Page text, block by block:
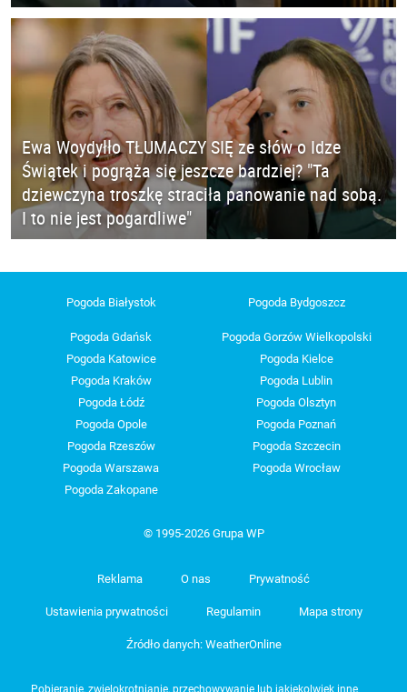
Ewa Woydyłło TŁUMACZY SIĘ ze słów o Idze
Świątek i pogrąża się jeszcze bardziej? "Ta
dziewczyna troszkę straciła panowanie nad sobą.
I to nie jest pogardliwe"
Pogoda Białystok Pogoda Bydgoszcz
Pogoda Gdańsk
Pogoda Gorzów Wielkopolski
Pogoda Katowice
Pogoda Kielce
Pogoda Kraków
Pogoda Lublin
Pogoda Łódź
Pogoda Olsztyn
Pogoda Opole
Pogoda Poznań
Pogoda Rzeszów
Pogoda Szczecin
Pogoda Warszawa
Pogoda Wrocław
Pogoda Zakopane
© 1995-2026 Grupa WP
Reklama O nas Prywatność
Ustawienia prywatności Regulamin Mapa strony
Źródło danych: WeatherOnline
Pobieranie, zwielokrotnianie, przechowywanie lub jakiekolwiek inne